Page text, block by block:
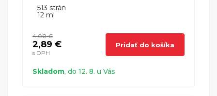
Canon Pixma TS705
513 strán
12 ml
4,00 €
2,89 €
s DPH
Pridať do košíka
Skladom, do 12. 8. u Vás